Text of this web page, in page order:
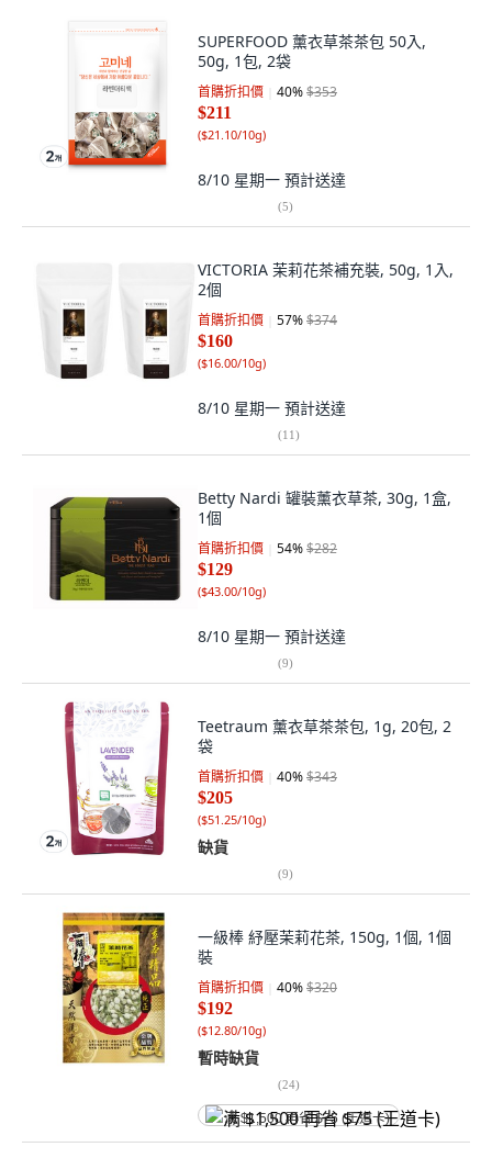
SUPERFOOD 薰衣草茶茶包 50入,
50g, 1包, 2袋
首購折扣價 40%$353
$211
($21.10/10g)
8/10 星期一 預計送達
(5)
VICTORIA 茉莉花茶補充裝, 50g, 1入,
2個
首購折扣價 57%$374
$160
($16.00/10g)
8/10 星期一 預計送達
(11)
Betty Nardi 罐裝薰衣草茶, 30g, 1盒,
1個
首購折扣價 54%$282
$129
($43.00/10g)
8/10 星期一 預計送達
(9)
Teetraum 薰衣草茶茶包, 1g, 20包, 2
袋
首購折扣價 40%$343
$205
($51.25/10g)
缺貨
(9)
一級棒 紓壓茉莉花茶, 150g, 1個, 1個
裝
首購折扣價 40%$320
$192
($12.80/10g)
暫時缺貨
(24)
满 $1,500 再省 $75 (王道卡)